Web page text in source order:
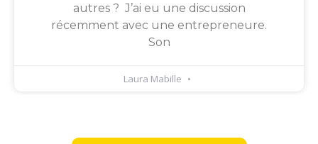
autres ? J’ai eu une discussion
récemment avec une entrepreneure.
Son
Laura Mabille